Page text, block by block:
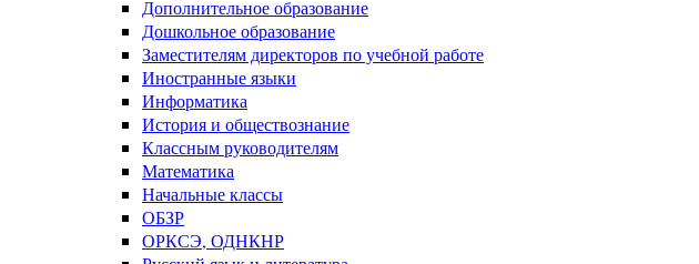
Дополнительное образование
Дошкольное образование
Заместителям директоров по учебной работе
Иностранные языки
Информатика
История и обществознание
Классным руководителям
Математика
Начальные классы
ОБЗР
ОРКСЭ, ОДНКНР